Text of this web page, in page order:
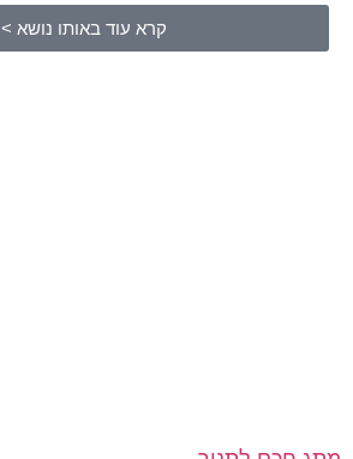
קרא עוד באותו נושא >